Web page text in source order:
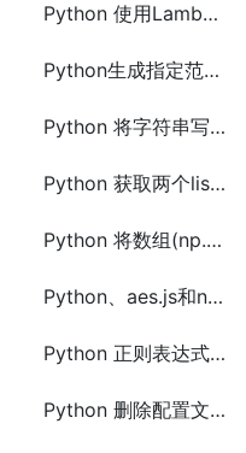
Python 使用Lambda对list(列表)中指定格式字符串元素排序方法
Python生成指定范围数字正数和负数列表(list)
Python 将字符串写入文本文件中指定位置和删除行示例代码
Python 获取两个list列表中元素平均值的方法及示例代码
Python 将数组(np.array)或DataFrame及相关属性保存到文件的方法
Python、aes.js和node.js实现AES(Crypto)加密与解密实现代码
Python 正则表达式零宽正负向断言的用法及示例代码
Python 删除配置文件中[]方括号内与之间的内容的方法